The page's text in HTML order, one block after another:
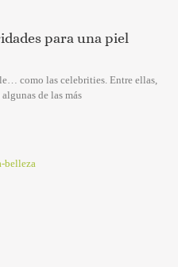
para una piel
como las celebrities. Entre ellas,
de las más